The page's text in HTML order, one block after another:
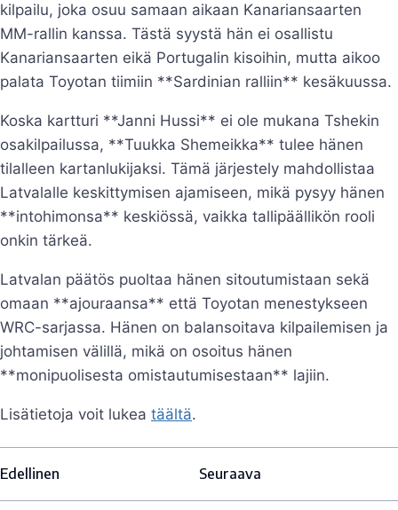
kilpailu, joka osuu samaan aikaan Kanariansaarten
MM-rallin kanssa. Tästä syystä hän ei osallistu
Kanariansaarten eikä Portugalin kisoihin, mutta aikoo
palata Toyotan tiimiin **Sardinian ralliin** kesäkuussa.
Koska kartturi **Janni Hussi** ei ole mukana Tshekin
osakilpailussa, **Tuukka Shemeikka** tulee hänen
tilalleen kartanlukijaksi. Tämä järjestely mahdollistaa
Latvalalle keskittymisen ajamiseen, mikä pysyy hänen
**intohimonsa** keskiössä, vaikka tallipäällikön rooli
onkin tärkeä.
Latvalan päätös puoltaa hänen sitoutumistaan sekä
omaan **ajouraansa** että Toyotan menestykseen
WRC-sarjassa. Hänen on balansoitava kilpailemisen ja
johtamisen välillä, mikä on osoitus hänen
**monipuolisesta omistautumisestaan** lajiin.
Lisätietoja voit lukea täältä.
Edellinen Seuraava